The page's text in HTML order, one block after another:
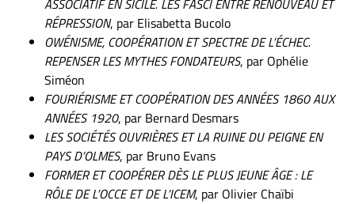
ASSOCIATIF EN SICILE. LES FASCI ENTRE RENOUVEAU ET
RÉPRESSION, par Elisabetta Bucolo
OWÉNISME, COOPÉRATION ET SPECTRE DE L’ÉCHEC.
REPENSER LES MYTHES FONDATEURS, par Ophélie
Siméon
FOURIÉRISME ET COOPÉRATION DES ANNÉES 1860 AUX
ANNÉES 1920, par Bernard Desmars
LES SOCIÉTÉS OUVRIÈRES ET LA RUINE DU PEIGNE EN
PAYS D’OLMES, par Bruno Evans
FORMER ET COOPÉRER DÈS LE PLUS JEUNE ÂGE : LE
RÔLE DE L’OCCE ET DE L’ICEM, par Olivier Chaïbi